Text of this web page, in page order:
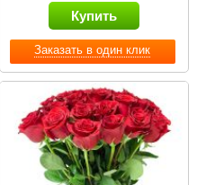
Заказать в один клик
Купить